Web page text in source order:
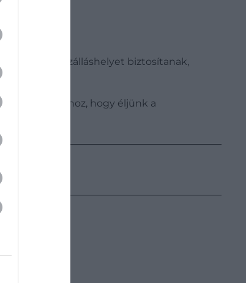
szálláshelyet biztosítanak,
hotelben. Ahhoz, hogy éljünk a